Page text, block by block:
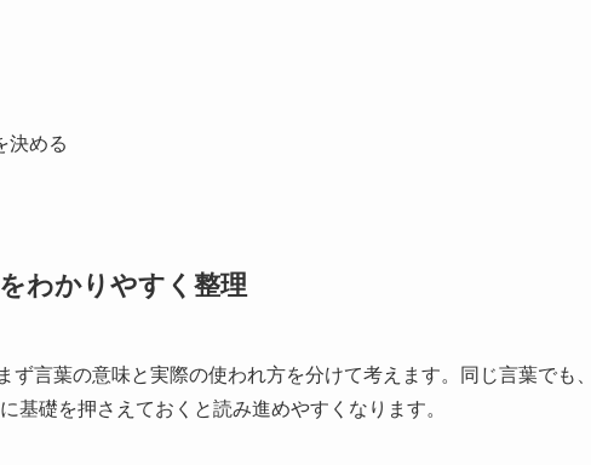
決める
わかりやすく整理
ず言葉の意味と実際の使われ方を分けて考えます。同じ言葉でも
基礎を押さえておくと読み進めやすくなります。